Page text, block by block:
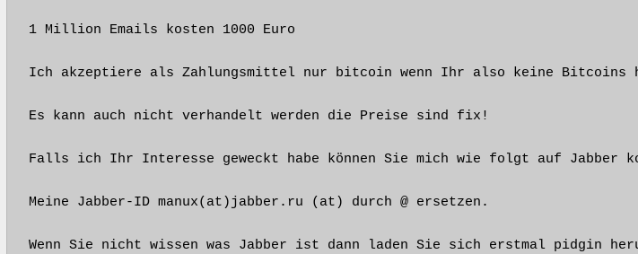
1 Million Emails kosten 1000 Euro
Ich akzeptiere als Zahlungsmittel nur bitcoin wenn Ihr also keine Bitcoins
Es kann auch nicht verhandelt werden die Preise sind fix!
Falls ich Ihr Interesse geweckt habe können Sie mich wie folgt auf Jabber
Meine Jabber-ID manux(at)jabber.ru (at) durch @ ersetzen.
Wenn Sie nicht wissen was Jabber ist dann laden Sie sich erstmal pidgin